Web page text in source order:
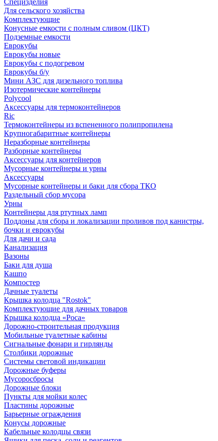
Специзделия
Для сельского хозяйства
Комплектующие
Конусные емкости с полным сливом (ЦКТ)
Подземные емкости
Еврокубы
Еврокубы новые
Еврокубы с подогревом
Еврокубы б/у
Мини АЗС для дизельного топлива
Изотермические контейнеры
Polycool
Аксессуары для термоконтейнеров
Ric
Термоконтейнеры из вспененного полипропилена
Крупногабаритные контейнеры
Неразборные контейнеры
Разборные контейнеры
Аксессуары для контейнеров
Мусорные контейнеры и урны
Аксессуары
Мусорные контейнеры и баки для сбора ТКО
Раздельный сбор мусора
Урны
Контейнеры для ртутных ламп
Поддоны для сбора и локализации проливов под канистры,
бочки и еврокубы
Для дачи и сада
Канализация
Вазоны
Баки для душа
Кашпо
Компостер
Дачные туалеты
Крышка колодца "Rostok"
Комплектующие для дачных товаров
Крышка колодца «Роса»
Дорожно-строительная продукция
Мобильные туалетные кабины
Сигнальные фонари и гирлянды
Столбики дорожные
Системы световой индикации
Дорожные буферы
Мусоросбросы
Дорожные блоки
Пункты для мойки колес
Пластины дорожные
Барьерные ограждения
Конусы дорожные
Кабельные колодцы связи